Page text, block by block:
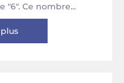
"6". Ce nombre...